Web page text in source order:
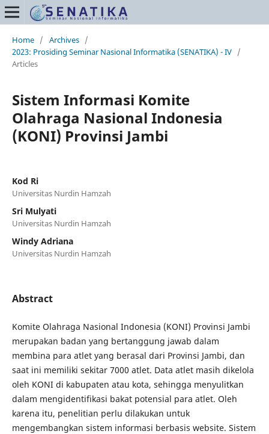
Home / Archives /
2023: Prosiding Seminar Nasional Informatika (SENATIKA) - IV /
Articles
Sistem Informasi Komite
Olahraga Nasional Indonesia
(KONI) Provinsi Jambi
Kod Ri
Universitas Nurdin Hamzah
Sri Mulyati
Universitas Nurdin Hamzah
Windy Adriana
Universitas Nurdin Hamzah
Abstract
Komite Olahraga Nasional Indonesia (KONI) Provinsi Jambi
merupakan badan yang bertanggung jawab dalam
membina para atlet yang berasal dari Provinsi Jambi, dan
saat ini memiliki sekitar 7000 atlet. Data atlet masih dikelola
oleh KONI di kabupaten atau kota, sehingga menyulitkan
dalam mengidentifikasi bakat potensial para atlet. Oleh
karena itu, penelitian perlu dilakukan untuk
mengembangkan sistem informasi berbasis website. Sistem